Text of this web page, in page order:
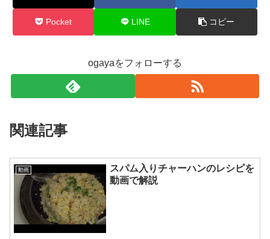
Pocket LINE コピー
ogayaをフォローする
関連記事
動画
スパム入りチャーハンのレシピを
動画で解説